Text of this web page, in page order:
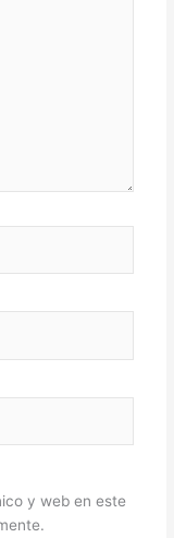
y web en este